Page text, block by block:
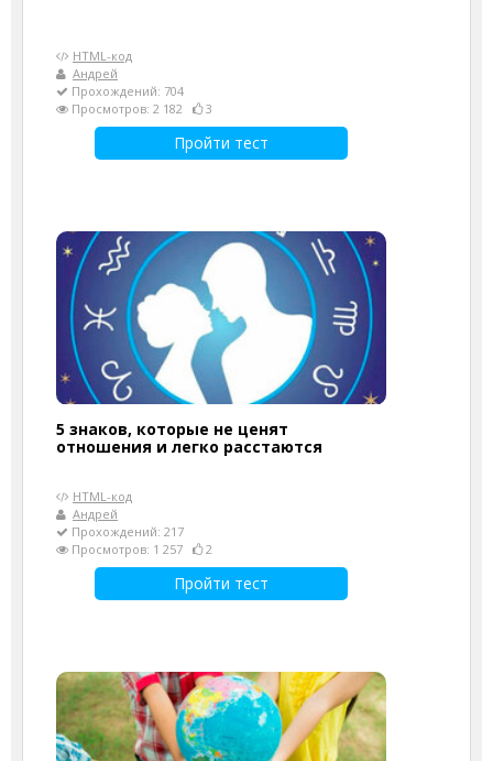
HTML-код
Андрей
Прохождений: 704
Просмотров: 2 182
3
Пройти тест
5 знаков, которые не ценят
отношения и легко расстаются
HTML-код
Андрей
Прохождений: 217
Просмотров: 1 257
2
Пройти тест